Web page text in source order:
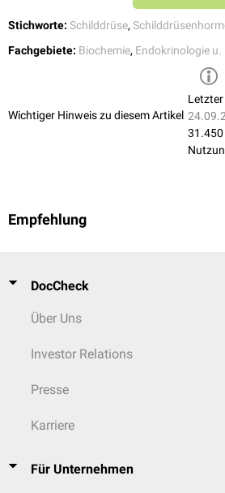
Stichworte: Schilddrüse,
Fachgebiete: Biochemie, Endokrinologie
Wichtiger Hinweis zu diesem Artikel
Letzter
Empfehlung
DocCheck
Über Uns
Investor Relations
Presse
Karriere
Für Unternehmen